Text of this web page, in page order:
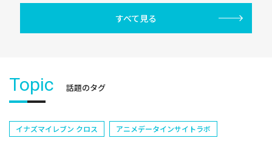
すべて見る
Topic 話題のタグ
イナズマイレブン クロス
アニメデータインサイトラボ